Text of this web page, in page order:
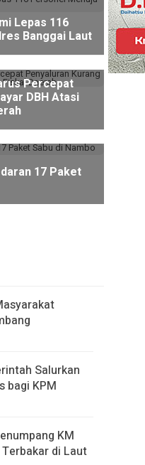
Lepas 116
Banggai Laut
Percepat
DBH Atasi
17 Paket
Salurkan
bagi KPM
KM
di Laut